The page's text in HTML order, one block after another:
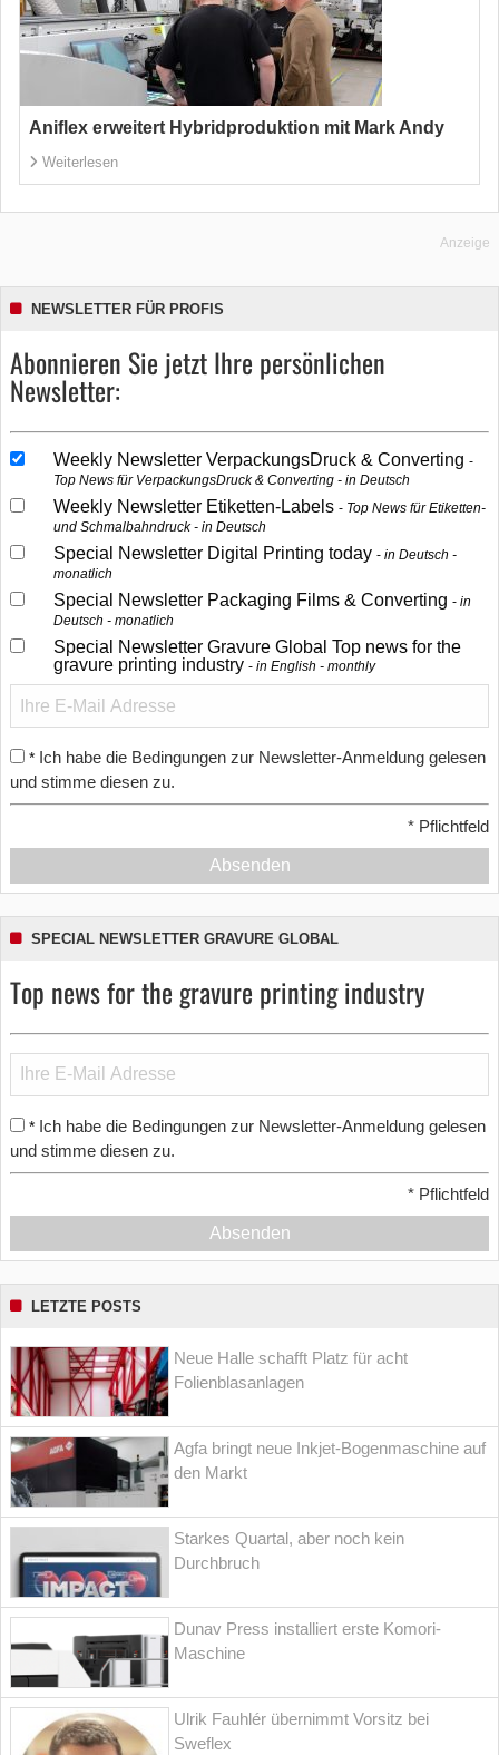
Aniflex erweitert Hybridproduktion mit Mark Andy
Weiterlesen
Anzeige
NEWSLETTER FÜR PROFIS
Abonnieren Sie jetzt Ihre persönlichen
Newsletter:
Weekly Newsletter VerpackungsDruck & Converting
Top News für VerpackungsDruck & Converting - in Deutsch
Weekly Newsletter Etiketten-Labels
Top News für Etiketten-
und Schmalbahndruck - in Deutsch
Special Newsletter Digital Printing today
in Deutsch -
monatlich
Special Newsletter Packaging Films & Converting
in
Deutsch - monatlich
Special Newsletter Gravure Global Top news for the
gravure printing industry
in English - monthly
* Ich habe die Bedingungen zur Newsletter-Anmeldung gelesen
und stimme diesen zu.
* Pflichtfeld
Absenden
SPECIAL NEWSLETTER GRAVURE GLOBAL
Top news for the gravure printing industry
* Ich habe die Bedingungen zur Newsletter-Anmeldung gelesen
und stimme diesen zu.
* Pflichtfeld
Absenden
LETZTE POSTS
Neue Halle schafft Platz für acht
Folienblasanlagen
Agfa bringt neue Inkjet-Bogenmaschine auf
den Markt
Starkes Quartal, aber noch kein
Durchbruch
Dunav Press installiert erste Komori-
Maschine
Ulrik Fauhlér übernimmt Vorsitz bei
Sweflex